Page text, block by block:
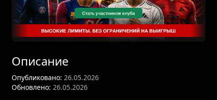
Описание
Опубликовано: 26.05.2026
Обновлено: 26.05.2026